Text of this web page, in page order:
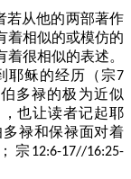
若从他的两部著作
着相似的或模仿的
很相似的表述。
耶稣的经历（宗7
多禄的极为近似
也让读者记起耶
多禄和保禄面对着
；宗12:6-17//16:25-